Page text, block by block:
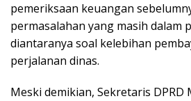
pemeriksaan keuangan
permasalahan yang masih dalam
diantaranya soal kelebihan
perjalanan dinas.
Meski demikian, Sekretaris DPRD